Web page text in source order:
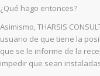
¿Qué hago entonces?
Asimismo, THARSIS
usuario de que tiene la
que se le informe de la
impedir que sean